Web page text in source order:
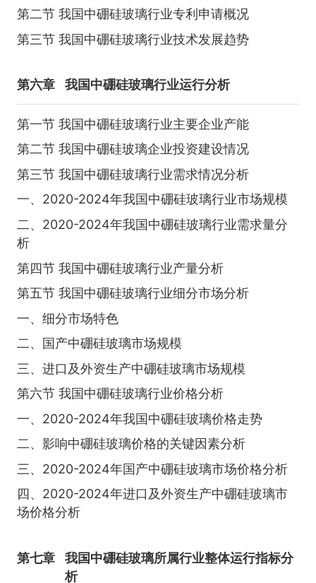
第二节 我国中硼硅玻璃行业专利申请概况
第三节 我国中硼硅玻璃行业技术发展趋势
第六章 我国中硼硅玻璃行业运行分析
第一节 我国中硼硅玻璃行业主要企业产能
第二节 我国中硼硅玻璃企业投资建设情况
第三节 我国中硼硅玻璃行业需求情况分析
一、2020-2024年我国中硼硅玻璃行业市场规模
二、2020-2024年我国中硼硅玻璃行业需求量分
析
第四节 我国中硼硅玻璃行业产量分析
第五节 我国中硼硅玻璃行业细分市场分析
一、细分市场特色
二、国产中硼硅玻璃市场规模
三、进口及外资生产中硼硅玻璃市场规模
第六节 我国中硼硅玻璃行业价格分析
一、2020-2024年我国中硼硅玻璃价格走势
二、影响中硼硅玻璃价格的关键因素分析
三、2020-2024年国产中硼硅玻璃市场价格分析
四、2020-2024年进口及外资生产中硼硅玻璃市
场价格分析
第七章
我国中硼硅玻璃所属行业整体运行指标分
析